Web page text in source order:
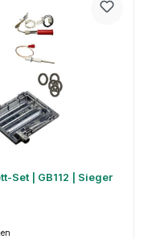
Set | GB112 | Sieger